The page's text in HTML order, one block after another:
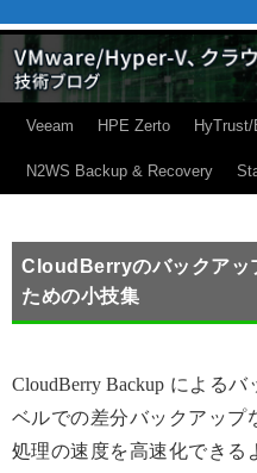
Veeam HPE Zerto
N2WS Backup & Recovery
CloudBerryのバックアッ
ための小技集
CloudBerry Backup による
ベルでの差分バックアップ
処理の速度を高速化できる